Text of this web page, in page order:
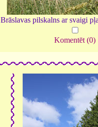
Brāslavas pilskalns ar svaigi
Komentēt (0)